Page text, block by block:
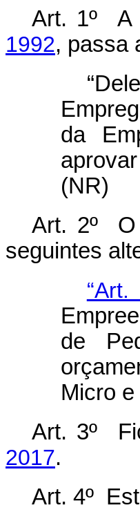
Art. 1º A
1992, passa
da
(NR)
Art. 2º O
seguintes
“Art.
de
Micro
Art. 3º
2017.
Art. 4º